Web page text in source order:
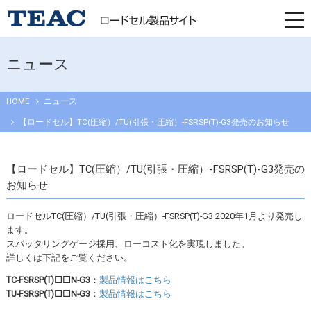
ニュース
HOME ニュース
【ロードセル】TC(圧縮）/TU(引張・圧縮）-FSRSP(T)-G3発売のお知らせ
【ロードセル】TC(圧縮）/TU(引張・圧縮）-FSRSP(T)-G3発売の
お知らせ
ロードセルTC(圧縮）/TU(引張・圧縮）-FSRSP(T)-G3 2020年1月より発売し
ます。
スパッタリングゲージ採用、ローコスト化を実現しました。
詳しくは下記をご覧ください。
TC-FSRSP(T)☐☐N-G3： 製品情報はこちら
TU-FSRSP(T)☐☐N-G3： 製品情報はこちら